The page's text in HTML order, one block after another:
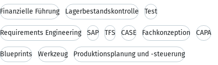
Finanzielle Führung Lagerbestandskontrolle Test
Requirements Engineering SAP TFS CASE Fachkonzeption CAPA
Blueprints Werkzeug Produktionsplanung und -steuerung